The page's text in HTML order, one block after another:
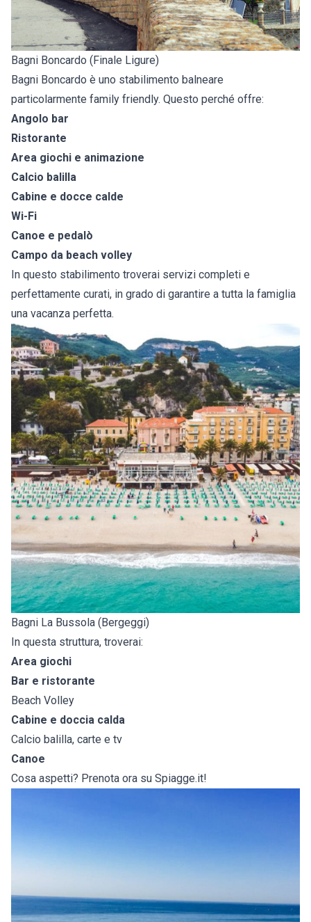
Bagni Boncardo (Finale Ligure)
Bagni Boncardo è uno stabilimento balneare
particolarmente family friendly. Questo perché offre:
Angolo bar
Ristorante
Area giochi e animazione
Calcio balilla
Cabine e docce calde
Wi-Fi
Canoe e pedalò
Campo da beach volley
In questo stabilimento troverai servizi completi e
perfettamente curati, in grado di garantire a tutta la famiglia
una vacanza perfetta.
Bagni La Bussola (Bergeggi)
In questa struttura, troverai:
Area giochi
Bar e ristorante
Beach Volley
Cabine e doccia calda
Calcio balilla, carte e tv
Canoe
Cosa aspetti? Prenota ora su Spiagge.it!